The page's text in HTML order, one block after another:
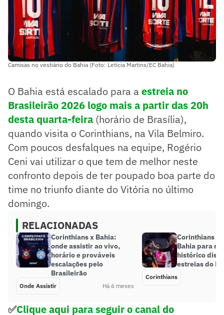
Camisas no vestiário do Bahia (Foto: Letícia Martins/EC Bahia)
O Bahia está escalado para a estreia no
Brasileirão 2026 logo mais a partir das 20h
desta quarta-feira (horário de Brasília),
quando visita o Corinthians, na Vila Belmiro.
Com poucos desfalques na equipe, Rogério
Ceni vai utilizar o que tem de melhor neste
confronto depois de ter poupado boa parte do
time no triunfo diante do Vitória no último
domingo.
RELACIONADAS
Corinthians x Bahia:
onde assistir ao vivo,
horário e prováveis
escalações pelo
Brasileirão
Onde Assistir Há 6 meses
Corinthians
Bahia para
histórico
estreias do
Corinthians
✅Clique aqui para seguir o canal do